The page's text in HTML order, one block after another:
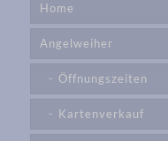
Home
Angelweiher
Öffnungszeiten
Kartenverkauf